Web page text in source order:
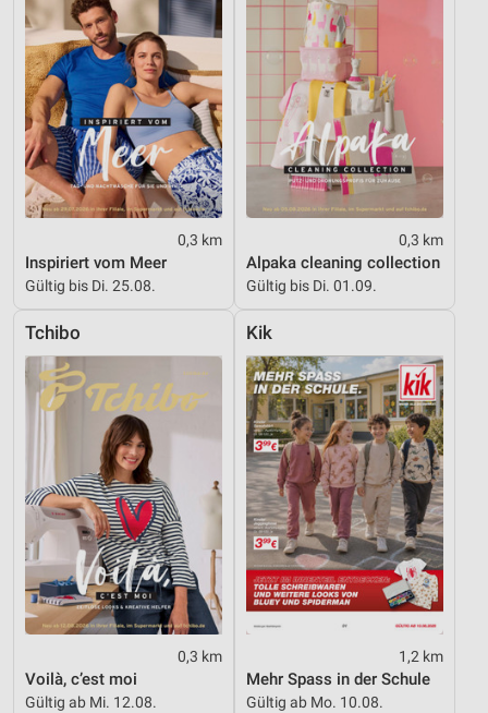
0,3 km
Inspiriert vom Meer
Gültig bis Di. 25.08.
0,3 km
Alpaka cleaning collection
Gültig bis Di. 01.09.
Tchibo
0,3 km
Voilà, c’est moi
Gültig ab Mi. 12.08.
Kik
1,2 km
Mehr Spass in der Schule
Gültig ab Mo. 10.08.
Werbung